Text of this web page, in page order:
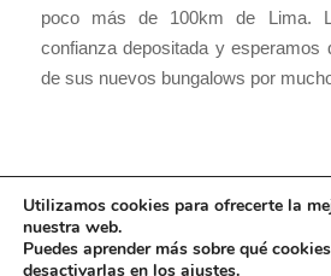
poco más de 100km de Lima.
confianza depositada y esperamos
de sus nuevos bungalows por
Utilizamos cookies para ofrecerte la
nuestra web.
Puedes aprender más sobre qué
desactivarlas en los ajustes.